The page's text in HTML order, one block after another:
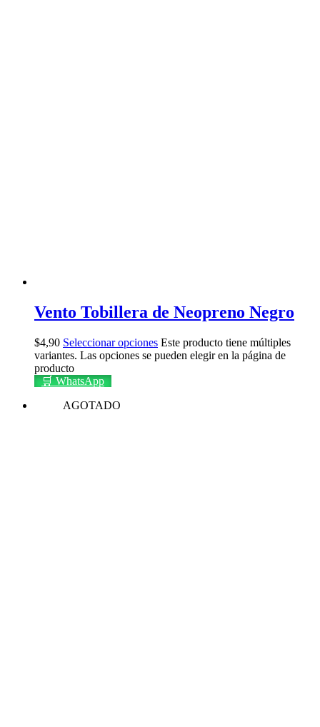
Vento Tobillera de Neopreno Negro
$4,90 Seleccionar opciones Este producto tiene múltiples
variantes. Las opciones se pueden elegir en la página de
producto
🛒 WhatsApp
AGOTADO